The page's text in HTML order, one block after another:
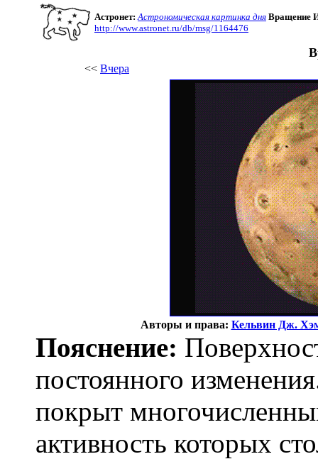
Астронет: Астрономическая картинка дня Вращение
http://www.astronet.ru/db/msg/1164476
<< Вчера
Авторы и права: Кельвин Дж.
Пояснение:
постоянного
покрыт
активность которых